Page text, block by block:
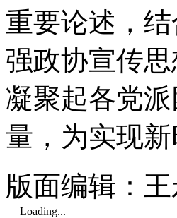
重要论述，
强政协宣传
凝聚起各党
量，为实现
版面编辑：王
Loading...